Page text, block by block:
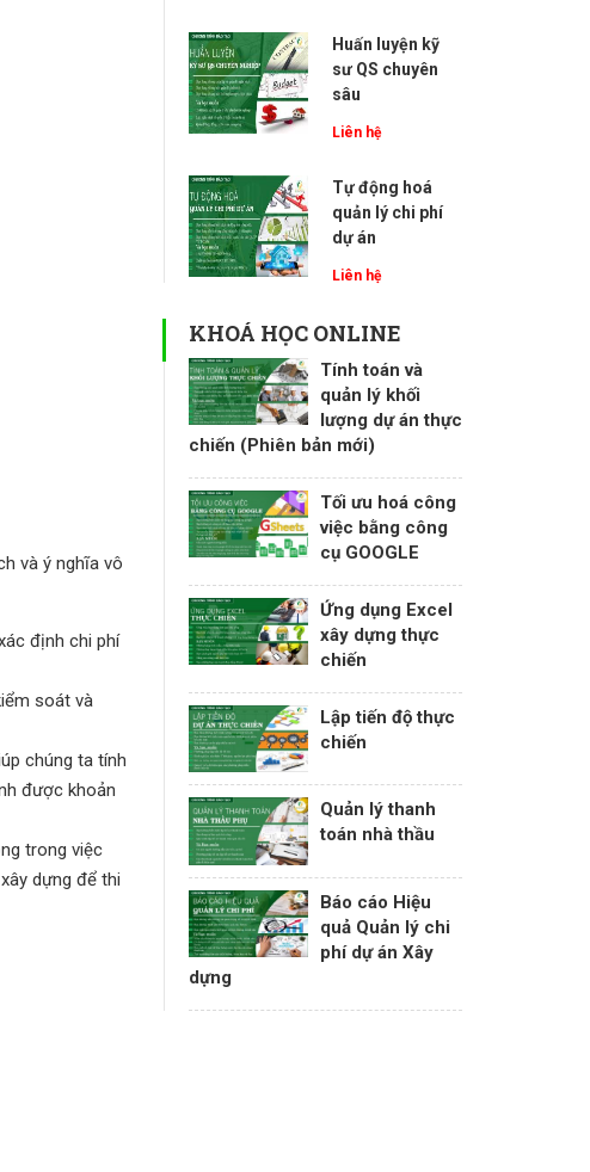
và ý nghĩa vô
định chi phí
soát và
chúng ta tính
được khoản
trong việc
dựng để thi
Huấn luyện kỹ
sư QS chuyên
sâu
Liên hệ
Tự động hoá
quản lý chi phí
dự án
Liên hệ
KHOÁ HỌC ONLINE
Tính toán và
quản lý khối
lượng dự án thực
chiến (Phiên bản mới)
Tối ưu hoá công
việc bằng công
cụ GOOGLE
Ứng dụng Excel
xây dựng thực
chiến
Lập tiến độ thực
chiến
Quản lý thanh
toán nhà thầu
Báo cáo Hiệu
quả Quản lý chi
phí dự án Xây
dựng